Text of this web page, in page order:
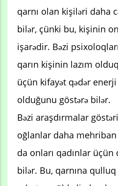
qarnı olan kişiləri daha
bilər, çünki bu, kişinin
işarədir. Bəzi
qarın kişinin lazım
üçün kifayət qədər
olduğunu göstərə bilər.
Bəzi araşdırmalar
oğlanlar daha
da onları qadınlar
bilər. Bu, qarnına